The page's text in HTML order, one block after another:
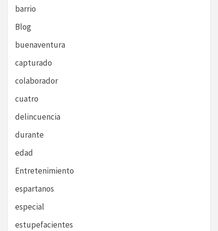
barrio
Blog
buenaventura
capturado
colaborador
cuatro
delincuencia
durante
edad
Entretenimiento
espartanos
especial
estupefacientes